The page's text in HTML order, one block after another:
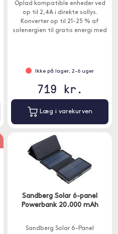
Oplad kompatible enheder ved
op til 2,4A i direkte sollys.
Konverter op til 21-25 % af
solenergien til gratis energi med
Ikke på lager, 2-6 uger
719 kr.
Læg i varekurven
Sandberg Solar 6-panel
Powerbank 20.000 mAh
Sandberg Solar 6-Panel